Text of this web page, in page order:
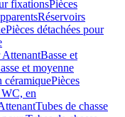
fixationsPièces
Réservoirs
Pièces détachées pour
AttenantBasse et
et moyenne
céramiquePièces
WC, en
Tubes de chasse